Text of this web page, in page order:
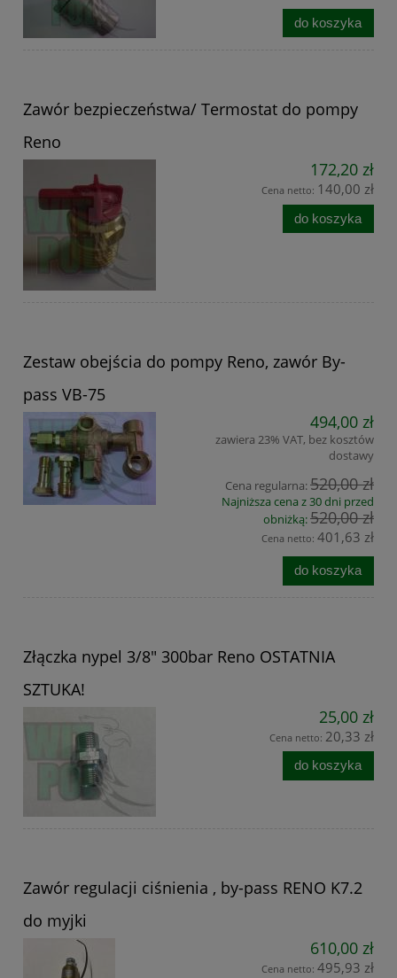
do koszyka
Zawór bezpieczeństwa/ Termostat do pompy
Reno
172,20 zł
Cena netto: 140,00 zł
do koszyka
Zestaw obejścia do pompy Reno, zawór By-
pass VB-75
494,00 zł
zawiera 23% VAT, bez kosztów
dostawy
Cena regularna:520,00 zł
Najniższa cena z 30 dni przed
obniżką:520,00 zł
Cena netto: 401,63 zł
do koszyka
Złączka nypel 3/8" 300bar Reno OSTATNIA
SZTUKA!
25,00 zł
Cena netto: 20,33 zł
do koszyka
Zawór regulacji ciśnienia , by-pass RENO K7.2
do myjki
610,00 zł
Cena netto: 495,93 zł